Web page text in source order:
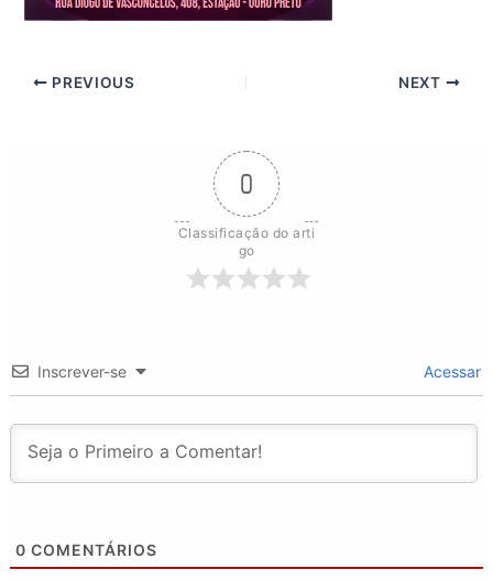
PREVIOUS NEXT
0
Classificação do arti
go
Inscrever-se Acessar
0 COMENTÁRIOS